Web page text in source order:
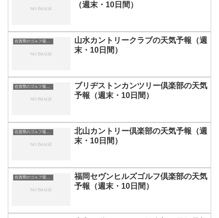
（週末・10日間）
佐賀県のゴルフ場一覧｜距離が長い・広いゴルフ場ランキング
山水カントリークラブの天気予報（週
末・10日間）
佐賀県のゴルフ場一覧｜距離が長い・広いゴルフ場ランキング
ブリヂストンカンツリー倶楽部の天気
予報（週末・10日間）
佐賀県のゴルフ場一覧｜距離が長い・広いゴルフ場ランキング
北山カントリー倶楽部の天気予報（週
末・10日間）
佐賀県のゴルフ場一覧｜距離が長い・広いゴルフ場ランキング
福岡セヴンヒルズゴルフ倶楽部の天気
予報（週末・10日間）